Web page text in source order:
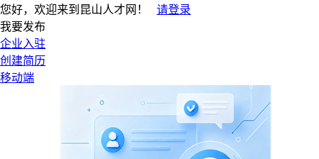
您好，欢迎来到昆山人才网！
请登录
我要发布
企业入驻
创建简历
移动端